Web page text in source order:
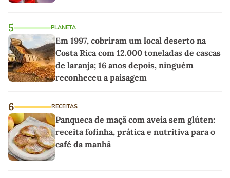
5 PLANETA
Em 1997, cobriram um local deserto na
Costa Rica com 12.000 toneladas de cascas
de laranja; 16 anos depois, ninguém
reconheceu a paisagem
6 RECEITAS
Panqueca de maçã com aveia sem glúten:
receita fofinha, prática e nutritiva para o
café da manhã